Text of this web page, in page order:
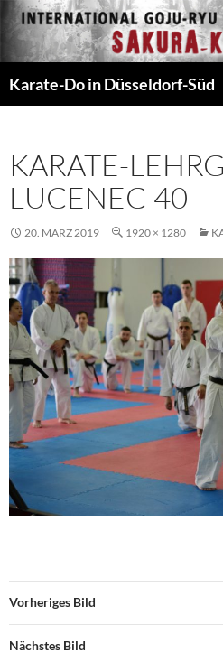
Zum
Inhalt
springen
Karate-Do in Düsseldorf-Süd
KARATE-
LUCENEC-40
20. MÄRZ 2019 1920 × 1280
Vorheriges Bild
Nächstes Bild